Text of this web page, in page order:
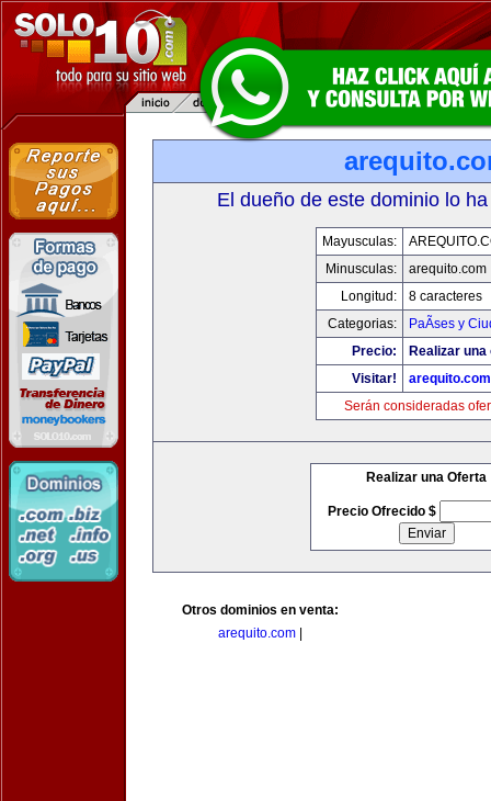
El dueño de este dominio lo
Mayusculas:
Minusculas:
arequito.com
Longitud:
8 caracteres
Categorias:
PaÃ­ses y
Precio:
Realizar
Visitar!
arequito.com
Serán consideradas
Realizar una Oferta
Precio Ofrecido $
Otros dominios en venta:
arequito.com